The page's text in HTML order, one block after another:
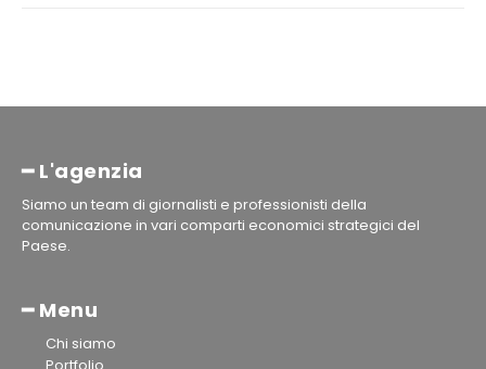
━ L'agenzia
Siamo un team di giornalisti e professionisti della
comunicazione in vari comparti economici strategici del
Paese.
━ Menu
Chi siamo
Portfolio